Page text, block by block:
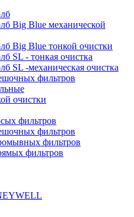
Big Blue механической
Big Blue тонкой очистки
SL - тонкая очистка
SL -механическая очистка
фильтров
очистки
фильтров
фильтров
фильтров
фильтров